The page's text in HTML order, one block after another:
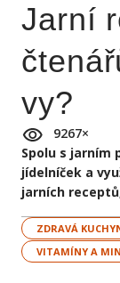
Jarní
vy?
9267×
Spolu s jarním
jídelníček a
jarních
ZDRAVÁ
VITAMÍNY A